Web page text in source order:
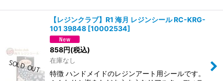
【レジンクラブ】R1 海月 レジンシール RC-KRG-
101 39848 [10002534]
858円(税込)
在庫なし
特徴 ハンドメイドのレジンアート用シールです。